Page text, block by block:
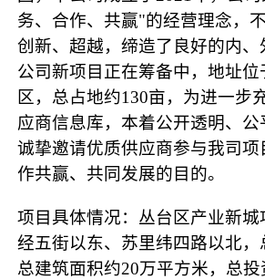
务、合作、共赢"的经营理念，
创新、超越，缔造了良好的内、
公司新项目正在筹备中，地址位
区，总占地约130亩，为进一步
应商信息库，本着公开透明、公
诚挚邀请优质供应商参与我司项
作共赢、共同发展的目的。
项目具体情况：丛台区产业新城
经五街以东、苏里纬四路以北，
总建筑面积约20万平方米，总